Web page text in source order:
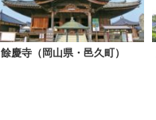
餘慶寺（岡山県・邑久町）